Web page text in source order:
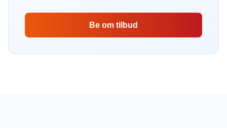
Be om tilbud